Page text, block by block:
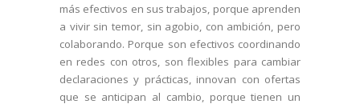
más efectivos en sus trabajos, porque aprenden
a vivir sin temor, sin agobio, con ambición, pero
colaborando. Porque son efectivos coordinando
en redes con otros, son flexibles para cambiar
declaraciones y prácticas, innovan con ofertas
que se anticipan al cambio, porque tienen un